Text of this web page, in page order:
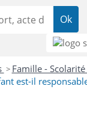
> Famille - Scolarité
est-il